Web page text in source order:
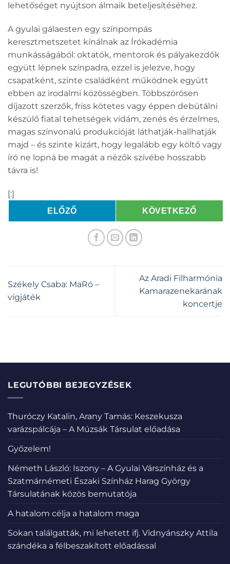
lehetőséget nyújtson álmaik beteljesítéséhez.
A gyulai gálaesten egy színpompás
keresztmetszetet kínálnak az Írókadémia
munkásságából: oktatók, mentorok és pályakezdők
együtt lépnek színpadra, ezzel is jelezve, hogy
csapatként, szinte családként működnek együtt
ebben az irodalmi közösségben. Többszörösen
díjazott szerzők, friss kötetes vagy éppen debütálni
készülő fiatal tehetségek vidám, zenés és érzelmes,
magas színvonalú produkcióját láthatják-hallhatják
majd – és szinte kizárt, hogy legalább egy költő vagy
író ne lopná be magát a nézők szívébe hosszabb
távra is!
[:]
ELŐZŐ KÖVETKEZŐ
Székely Csaba: MaRó –
vígjáték
Az Aradi Filharmónia
Kamarazenekarának
koncertje
LEGUTÓBBI BEJEGYZÉSEK
Thuróczy Katalin, Arany Tamás: Keszekusza
varázspálcája – A Múzsák Társulat előadása
Győzelem!
Németh László: Iszony – A Gyulai Várszínház és a
Szatmárnémeti Északi Színház Harag György
Társulatának közös bemutatója
A hatalom célja a hatalom maga
Sokan találgatták, mi lehetett ifj. Vidnyánszky Attila
szándéka a félbeszakított előadással